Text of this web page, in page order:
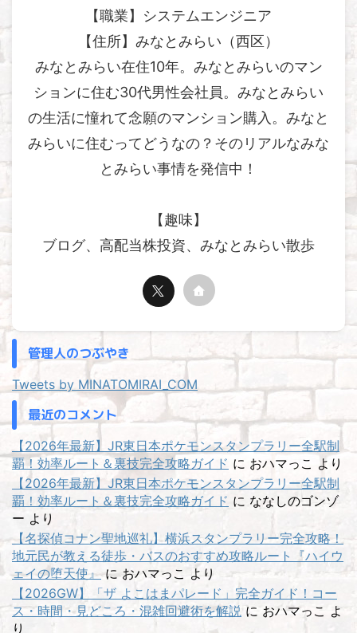
【職業】システムエンジニア
【住所】みなとみらい（西区）
みなとみらい在住10年。みなとみらいのマン
ションに住む30代男性会社員。みなとみらい
の生活に憧れて念願のマンション購入。みなと
みらいに住むってどうなの？そのリアルなみな
とみらい事情を発信中！
【趣味】
ブログ、高配当株投資、みなとみらい散歩
管理人のつぶやき
Tweets by MINATOMIRAI_COM
最近のコメント
【2026年最新】JR東日本ポケモンスタンプラリー全駅制
覇！効率ルート＆裏技完全攻略ガイド に おハマっこ より
【2026年最新】JR東日本ポケモンスタンプラリー全駅制
覇！効率ルート＆裏技完全攻略ガイド に ななしのゴンゾ
ー より
【名探偵コナン聖地巡礼】横浜スタンプラリー完全攻略！
地元民が教える徒歩・バスのおすすめ攻略ルート『ハイウ
ェイの堕天使』におハマっこ より
【2026GW】「ザ よこはまパレード」完全ガイド！コー
ス・時間・見どころ・混雑回避術を解説 に おハマっこ よ
り